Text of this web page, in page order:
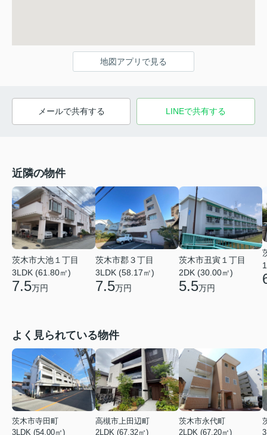
地図アプリで見る
メールで共有する LINEで共有する
近隣の物件
茨木市大池１丁目
3LDK (61.80㎡)
7.5万円
茨木市郡３丁目
3LDK (58.17㎡)
7.5万円
茨木市丑寅１丁目
2DK (30.00㎡)
5.5万円
よく見られている物件
茨木市寺田町
3LDK (54.00㎡)
高槻市上田辺町
2LDK (67.32㎡)
茨木市永代町
2LDK (67.20㎡)